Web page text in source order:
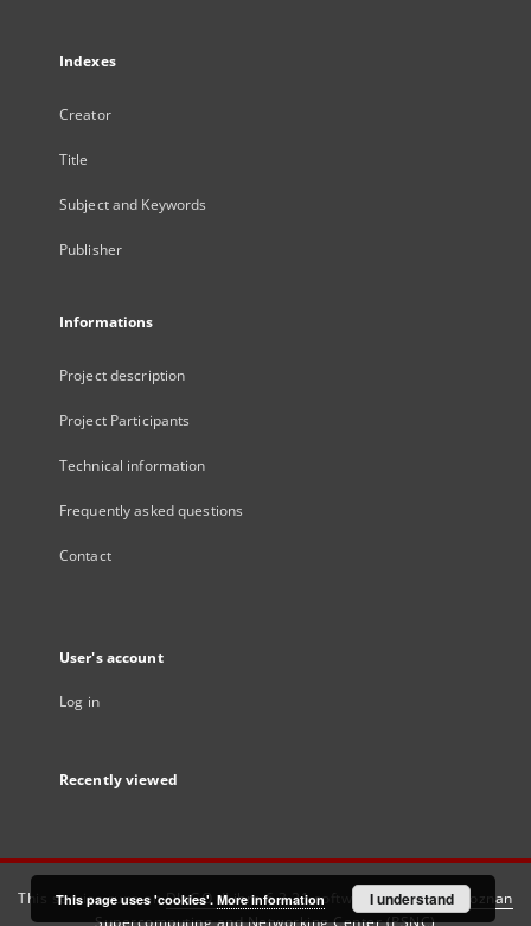
Indexes
Creator
Title
Subject and Keywords
Publisher
Informations
Project description
Project Participants
Technical information
Frequently asked questions
Contact
User's account
Log in
Recently viewed
This service runs onDInGO dLibra 6.3.21software created by
Poznan
Supercomputing and Networking Center (PSNC)
This page uses 'cookies'. More information I understand